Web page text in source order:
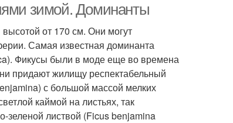
зимой. Доминанты
от 170 см. Они могут
Самая известная доминанта
Фикусы были в моде еще во времена
придают жилищу респектабельный
с большой массой мелких
каймой на листьях, так
зеленой листвой (Ficus benjamina